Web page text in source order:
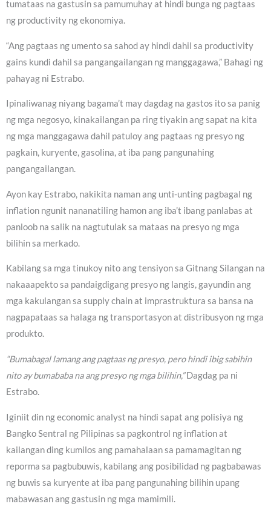
tumataas na gastusin sa pamumuhay at hindi bunga ng pagtaas
ng productivity ng ekonomiya.
“Ang pagtaas ng umento sa sahod ay hindi dahil sa productivity
gains kundi dahil sa pangangailangan ng manggagawa,” Bahagi ng
pahayag ni Estrabo.
Ipinaliwanag niyang bagama’t may dagdag na gastos ito sa panig
ng mga negosyo, kinakailangan pa ring tiyakin ang sapat na kita
ng mga manggagawa dahil patuloy ang pagtaas ng presyo ng
pagkain, kuryente, gasolina, at iba pang pangunahing
pangangailangan.
Ayon kay Estrabo, nakikita naman ang unti-unting pagbagal ng
inflation ngunit nananatiling hamon ang iba’t ibang panlabas at
panloob na salik na nagtutulak sa mataas na presyo ng mga
bilihin sa merkado.
Kabilang sa mga tinukoy nito ang tensiyon sa Gitnang Silangan na
nakaaapekto sa pandaigdigang presyo ng langis, gayundin ang
mga kakulangan sa supply chain at imprastruktura sa bansa na
nagpapataas sa halaga ng transportasyon at distribusyon ng mga
produkto.
“Bumabagal lamang ang pagtaas ng presyo, pero hindi ibig sabihin
nito ay bumababa na ang presyo ng mga bilihin,”Dagdag pa ni
Estrabo.
Iginiit din ng economic analyst na hindi sapat ang polisiya ng
Bangko Sentral ng Pilipinas sa pagkontrol ng inflation at
kailangan ding kumilos ang pamahalaan sa pamamagitan ng
reporma sa pagbubuwis, kabilang ang posibilidad ng pagbabawas
ng buwis sa kuryente at iba pang pangunahing bilihin upang
mabawasan ang gastusin ng mga mamimili.